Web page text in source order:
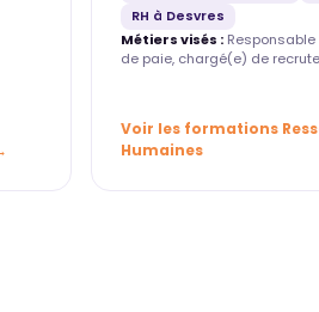
RH à Desvres
Métiers visés :
de paie, chargé(e) de
Voir les formations
Humaines